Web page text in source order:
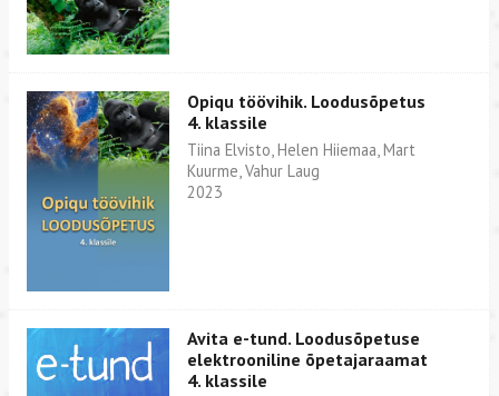
Opiqu töövihik. Loodusõpetus
4. klassile
Tiina Elvisto, Helen Hiiemaa, Mart
Kuurme, Vahur Laug
2023
Avita e-tund. Loodusõpetuse
elektrooniline õpetajaraamat
4. klassile